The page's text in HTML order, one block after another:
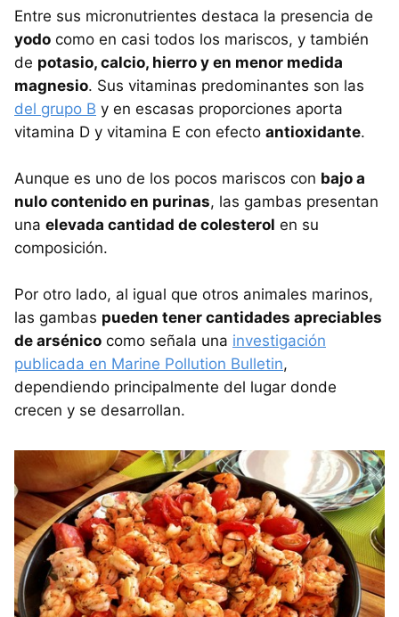
Entre sus micronutrientes destaca la presencia de
yodo como en casi todos los mariscos, y también
de potasio, calcio, hierro y en menor medida
magnesio. Sus vitaminas predominantes son las
del grupo B y en escasas proporciones aporta
vitamina D y vitamina E con efecto antioxidante.
Aunque es uno de los pocos mariscos con bajo a
nulo contenido en purinas, las gambas presentan
una elevada cantidad de colesterol en su
composición.
Por otro lado, al igual que otros animales marinos,
las gambas pueden tener cantidades apreciables
de arsénico como señala una investigación
publicada en Marine Pollution Bulletin,
dependiendo principalmente del lugar donde
crecen y se desarrollan.